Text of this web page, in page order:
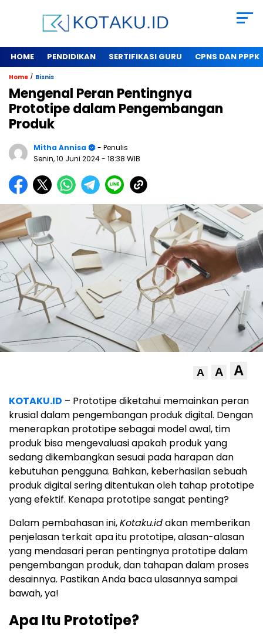
HOME PENDIDIKAN SERTIFIKASI GURU CPNS DAN PPPK
Home / Bisnis
Mengenal Peran Pentingnya
Prototipe dalam Pengembangan
Produk
Mitha Annisa
- Penulis
Senin, 10 Juni 2024- 18:38 WIB
A A A
KOTAKU.ID – Prototipe diketahui memainkan peran
krusial dalam pengembangan produk digital. Dengan
menerapkan prototipe sebagai model awal, tim
produk bisa mengevaluasi apakah produk yang
sedang dikembangkan sesuai pada harapan dan
kebutuhan pengguna. Bahkan, keberhasilan sebuah
produk digital sering ditentukan oleh tahap prototipe
yang efektif. Kenapa prototipe sangat penting?
Dalam pembahasan ini,Kotaku.idakan memberikan
penjelasan terkait apa itu prototipe, alasan-alasan
yang mendasari peran pentingnya prototipe dalam
pengembangan produk, dan tahapan dalam proses
desainnya. Pastikan Anda baca ulasannya sampai
bawah, ya!
Apa Itu Prototipe?